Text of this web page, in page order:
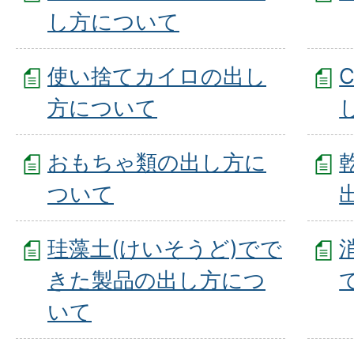
し方について
使い捨てカイロの出し
方について
おもちゃ類の出し方に
ついて
珪藻土(けいそうど)でで
きた製品の出し方につ
いて